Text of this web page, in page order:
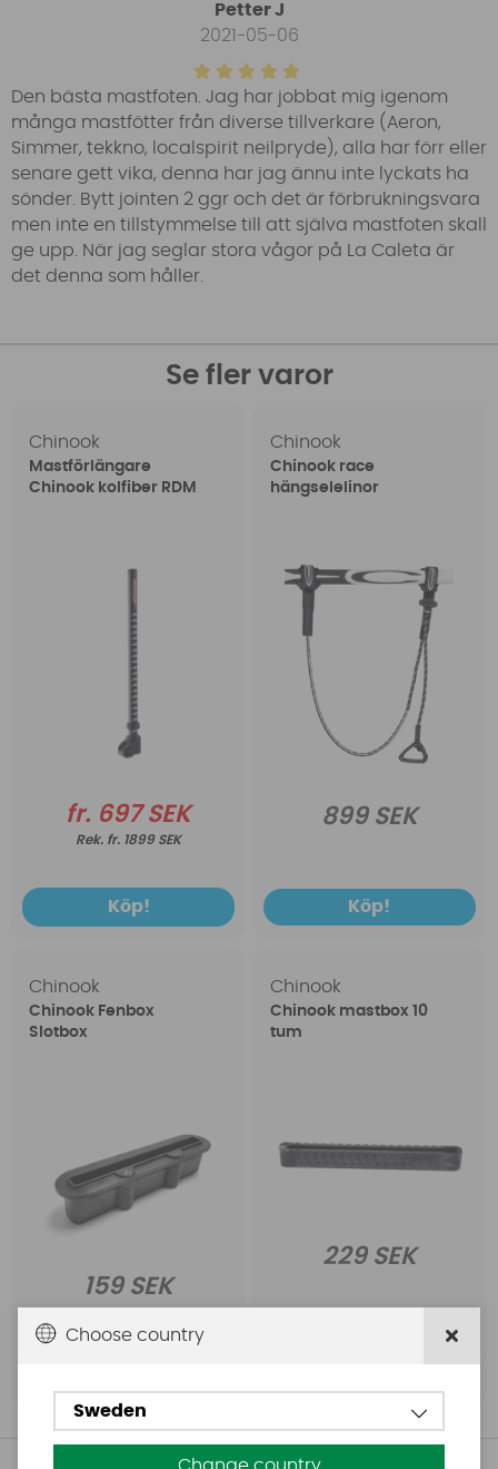
Petter J
2021-05-06
Den bästa mastfoten. Jag har jobbat mig igenom
många mastfötter från diverse tillverkare (Aeron,
Simmer, tekkno, localspirit neilpryde), alla har förr eller
senare gett vika, denna har jag ännu inte lyckats ha
sönder. Bytt jointen 2 ggr och det är förbrukningsvara
men inte en tillstymmelse till att själva mastfoten skall
ge upp. När jag seglar stora vågor på La Caleta är
det denna som håller.
Se fler varor
Chinook
Mastförlängare
Chinook kolfiber RDM
fr. 697 SEK
fr. 1899 SEK
Köp!
Chinook
Chinook race
hängselelinor
899 SEK
Köp!
Chinook
Chinook Fenbox
Slotbox
159 SEK
Chinook
Chinook mastbox 10
tum
229 SEK
Choose country
Sweden